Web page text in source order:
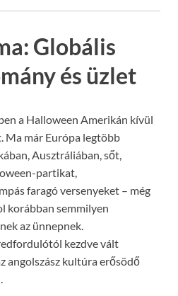
Globális
és üzlet
a Halloween Amerikán kívül
Ma már Európa legtöbb
Ausztráliában, sőt,
partikat,
faragó versenyeket – még
korábban semmilyen
az ünnepnek.
kezdve vált
angolszász kultúra erősödő